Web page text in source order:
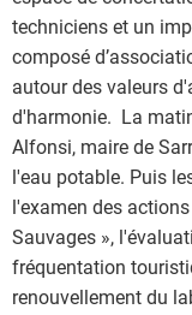
techniciens et un
composé
autour des valeurs
d'harmonie. La
Alfonsi, maire de
l'eau potable. Puis
l'examen des
Sauvages »,
fréquentation
renouvellement du